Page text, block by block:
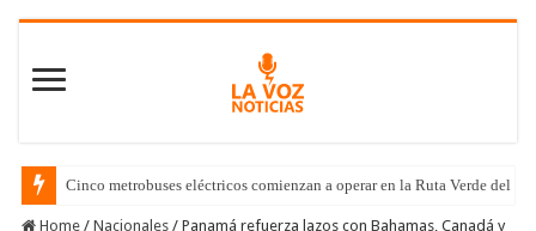
Cinco metrobuses eléctricos comienzan a operar en la Ruta Verde del
Home / Nacionales / Panamá refuerza lazos con Bahamas, Canadá y